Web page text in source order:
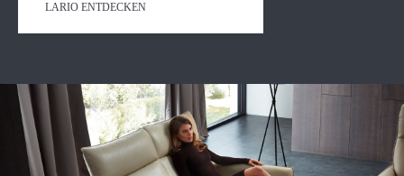
LARIO ENTDECKEN